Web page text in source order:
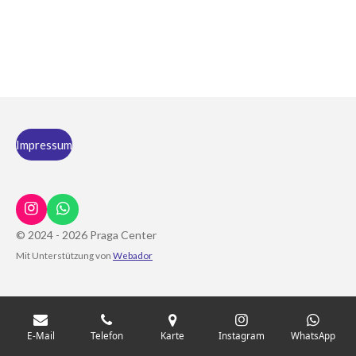
Impressum
I
n
s
t
r
a
m
W
h
a
t
p
© 2024 - 2026 Praga Center
Mit Unterstützung von Webador
E-Mail Telefon Karte Instagram WhatsApp